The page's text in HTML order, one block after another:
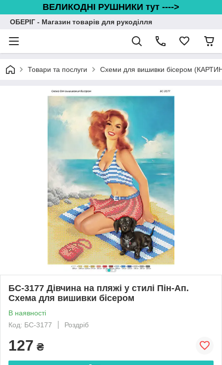
ВЕЛИКОДНІ РУШНИКИ тут ---->
ОБЕРІГ - Магазин товарів для рукоділля
Товари та послуги Схеми для вишивки бісером
БС-3177 Дівчина на пляжі у стилі Пін-Ап.
Схема для вишивки бісером
В наявності
Код: БС-3177
Роздріб
127 ₴